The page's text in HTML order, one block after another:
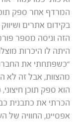
המרדף אחר ספק
בקידום אתרים
הזה וניסה מספר
היתה לו היכרות
“כשפתחתי את
מהצוות, אבל זה לא
הוא ספק תוכן
אפסייט, החוויה של